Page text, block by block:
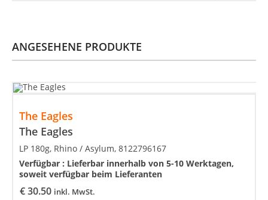
ANGESEHENE PRODUKTE
The Eagles
The Eagles
€30.50 inkl. MwSt.
LP 180g, Rhino / Asylum, 8122796167
Verfügbar : Lieferbar innerhalb von 5-10 Werktagen,
soweit verfügbar beim Lieferanten